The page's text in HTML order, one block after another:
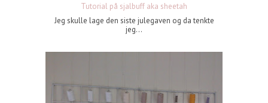
Tutorial på sjalbuff aka sheetah
Jeg skulle lage den siste julegaven og da tenkte
jeg...